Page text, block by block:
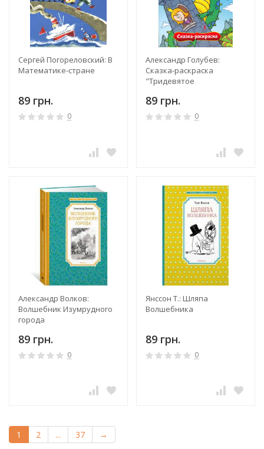
Сергей Погореловский: В
Математике-стране
89 грн.
0
Александр Голубев:
Сказка-раскраска
"Тридевятое
89 грн.
0
Александр Волков:
Волшебник Изумрудного
города
89 грн.
0
Янссон Т.: Шляпа
Волшебника
89 грн.
0
1 2 ... 37 →